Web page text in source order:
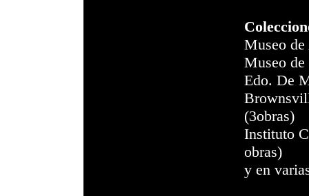
Museo
Museo
Edo. De
(3obras)
Instituto
obras)
y en